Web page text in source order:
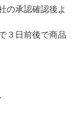
の承認確認後よ
３日前後で商品